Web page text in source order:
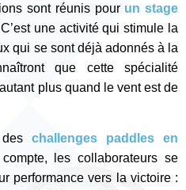
sont réunis pour un stage
une activité qui stimule la
qui se sont déjà adonnés à la
que cette spécialité
plus quand le vent est de
challenges paddles en
les collaborateurs se
performance vers la victoire :